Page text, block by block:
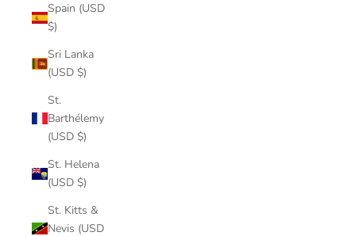
Spain (USD
$)
Sri Lanka
(USD $)
St.
Barthélemy
(USD $)
St. Helena
(USD $)
St. Kitts &
Nevis (USD